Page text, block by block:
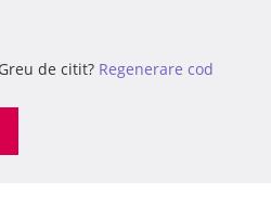
Greu de citit? Regenerare cod